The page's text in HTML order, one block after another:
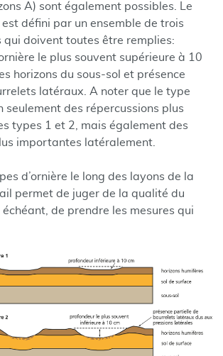
A) sont également possibles. Le
est défini par un ensemble de trois
doivent toutes être remplies:
le plus souvent supérieure à 10
horizons du sous-sol et présence
latéraux. A noter que le type
seulement des répercussions plus
types 1 et 2, mais également des
importantes latéralement.
d’ornière le long des layons de la
permet de juger de la qualité du
de prendre les mesures qui